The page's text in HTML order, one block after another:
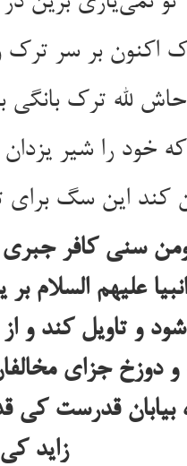
سنی کافر جبری
علیهم‌ السلام
و تاویل کند و
دوزخ جزای
بیابان قدرست
زاید